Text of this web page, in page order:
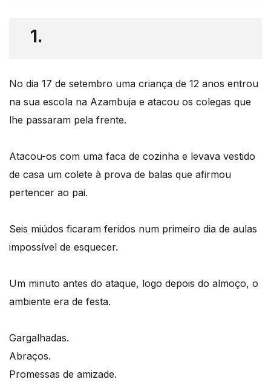
1.
No dia 17 de setembro uma criança de 12 anos entrou
na sua escola na Azambuja e atacou os colegas que
lhe passaram pela frente.
Atacou-os com uma faca de cozinha e levava vestido
de casa um colete à prova de balas que afirmou
pertencer ao pai.
Seis miúdos ficaram feridos num primeiro dia de aulas
impossível de esquecer.
Um minuto antes do ataque, logo depois do almoço, o
ambiente era de festa.
Gargalhadas.
Abraços.
Promessas de amizade.